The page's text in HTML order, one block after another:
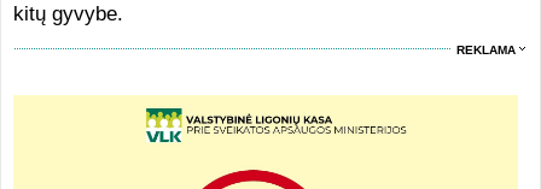
kitų gyvybe.
REKLAMA